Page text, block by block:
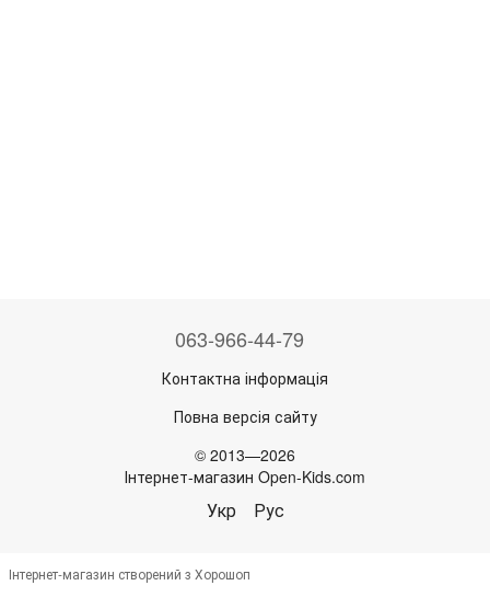
063-966-44-79
Контактна інформація
Повна версія сайту
© 2013—2026
Інтернет-магазин Open-Kids.com
Укр Рус
Інтернет-магазин створений з Хорошоп